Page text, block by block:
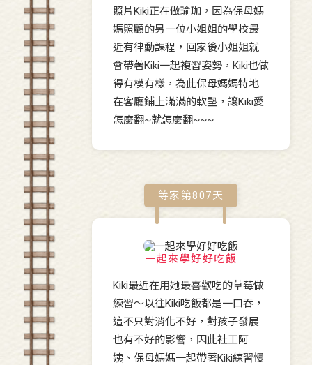
照片Kiki正在做瑜珈，因為保母媽
媽照顧的另一位小姐姐的學校最
近有律動課程，回家後小姐姐就
會帶著Kiki一起複習姿勢，Kiki也做
得有模有樣，為此保母媽媽特地
在客廳鋪上滿滿的軟墊，讓Kiki愛
怎麼翻~就怎麼翻~~~
等家第807天
一起來學好好吃飯
Kiki最近在用她最喜歡吃的草莓做
練習～以往Kiki吃飯都是一口吞，
這不只對消化不好，對孩子發展
也有不好的影響，因此社工阿
姨、保母媽媽一起帶著Kiki練習慢